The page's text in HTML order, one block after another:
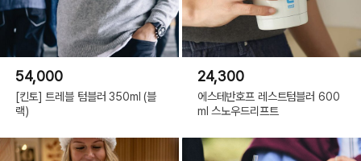
54,000
[킨토] 트레블 텀블러 350ml (블
랙)
24,300
에스테반호프 레스트텀블러 600
ml 스노우드리프트